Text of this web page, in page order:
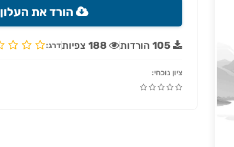
הורד את העלון
105הורדות 188צפיותדרג:
ציון נוכחי: